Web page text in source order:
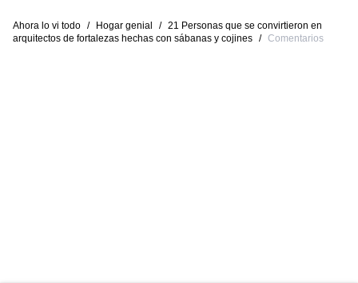
Ahora lo vi todo / Hogar genial / 21 Personas que se convirtieron en
arquitectos de fortalezas hechas con sábanas y cojines / Comentarios